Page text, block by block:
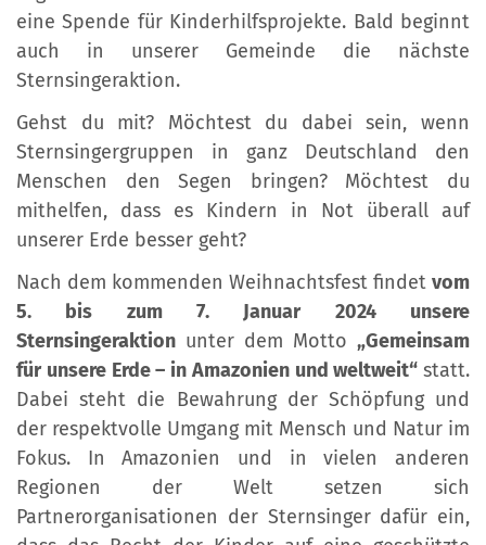
eine Spende für Kinderhilfsprojekte. Bald beginnt
auch in unserer Gemeinde die nächste
Sternsingeraktion.
Gehst du mit? Möchtest du dabei sein, wenn
Sternsingergruppen in ganz Deutschland den
Menschen den Segen bringen? Möchtest du
mithelfen, dass es Kindern in Not überall auf
unserer Erde besser geht?
Nach dem kommenden Weihnachtsfest findet vom
5. bis zum 7. Januar 2024 unsere
Sternsingeraktion unter dem Motto „Gemeinsam
für unsere Erde – in Amazonien und weltweit“ statt.
Dabei steht die Bewahrung der Schöpfung und
der respektvolle Umgang mit Mensch und Natur im
Fokus. In Amazonien und in vielen anderen
Regionen der Welt setzen sich
Partnerorganisationen der Sternsinger dafür ein,